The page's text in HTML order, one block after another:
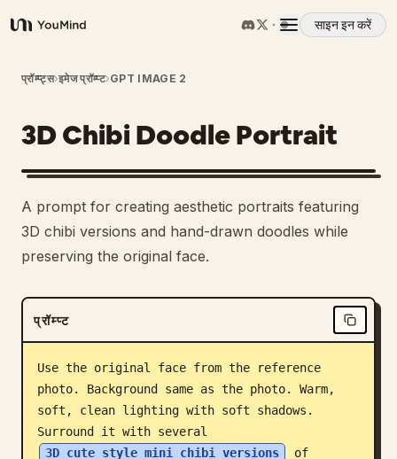
YouMind
साइन इन करें
अवलोकन
उपयोग के मामले
प्रॉम्प्ट
मूल्य निर्धारण
डाउनलोड
ब्लॉग
प्रॉम्प्ट्स›इमेज प्रॉम्प्ट›GPT IMAGE 2
3D Chibi Doodle Portrait
A prompt for creating aesthetic portraits featuring
3D chibi versions and hand-drawn doodles while
preserving the original face.
प्रॉम्प्ट
Use the original face from the reference
photo. Background same as the photo. Warm,
soft, clean lighting with soft shadows.
Surround it with several
3D cute style mini chibi versions
of